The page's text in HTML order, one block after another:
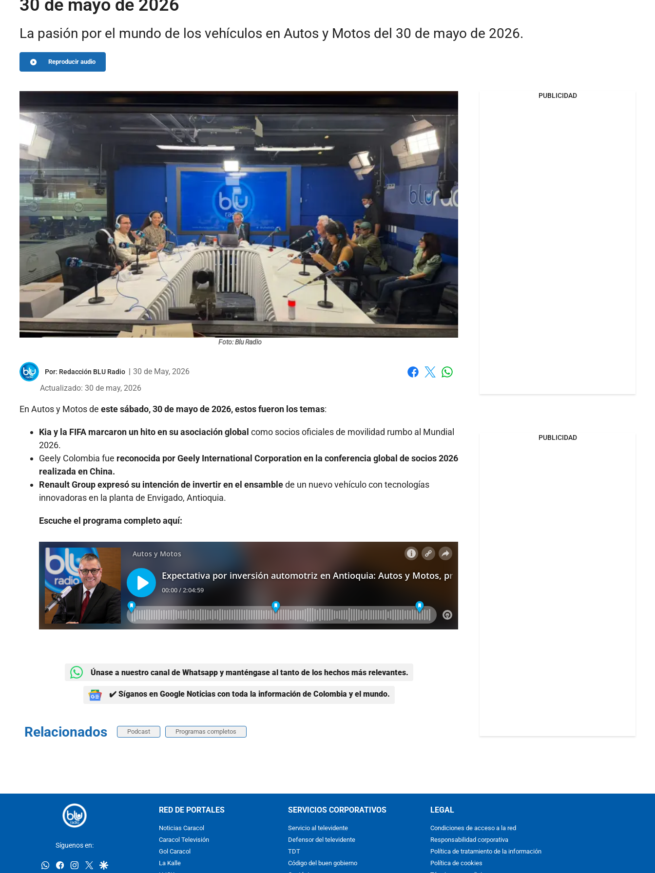
30 de mayo de 2026
La pasión por el mundo de los vehículos en Autos y Motos del 30 de mayo de 2026.
Reproducir audio
Foto: Blu Radio
Por: Redacción BLU Radio
30 de May, 2026
Actualizado: 30 de may, 2026
En Autos y Motos de este sábado, 30 de mayo de 2026, estos fueron los temas:
Kia y la FIFA marcaron un hito en su asociación global como socios oficiales de movilidad rumbo al Mundial
2026.
Geely Colombia fue reconocida por Geely International Corporation en la conferencia global de socios 2026
realizada en China.
Renault Group expresó su intención de invertir en el ensamblede un nuevo vehículo con tecnologías
innovadoras en la planta de Envigado, Antioquia.
Escuche el programa completo aquí:
Únase a nuestro canal de Whatsapp y manténgase al tanto de los hechos más relevantes.
✔️ Síganos en Google Noticias con toda la información de Colombia y el mundo.
Relacionados Podcast Programas completos
PUBLICIDAD
PUBLICIDAD
Síguenos en:
whatsappfacebookinstagram
twittergoogle
RED DE PORTALES
Noticias Caracol
Caracol Televisión
Gol Caracol
La Kalle
SERVICIOS CORPORATIVOS
Servicio al televidente
Defensor del televidente
TDT
Código del buen gobierno
LEGAL
Condiciones de acceso a la red
Responsabilidad corporativa
Política de tratamiento de la información
Política de cookies